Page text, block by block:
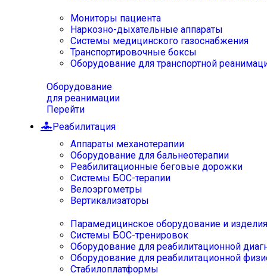
Мониторы пациента
Наркозно-дыхательные аппараты
Системы медицинского газоснабжения
Транспортировочные боксы
Оборудование для транспортной
Оборудование
для реанимации
Перейти
Реабилитация
Аппараты механотерапии
Оборудование для бальнеотерапии
Реабилитационные беговые дорожки
Системы БОС-терапии
Велоэргометры
Вертикализаторы
Парамедицинское оборудование и изделия
Системы БОС-тренировок
Оборудование для реабилитационной
Оборудование для реабилитационной
Стабилоплатформы